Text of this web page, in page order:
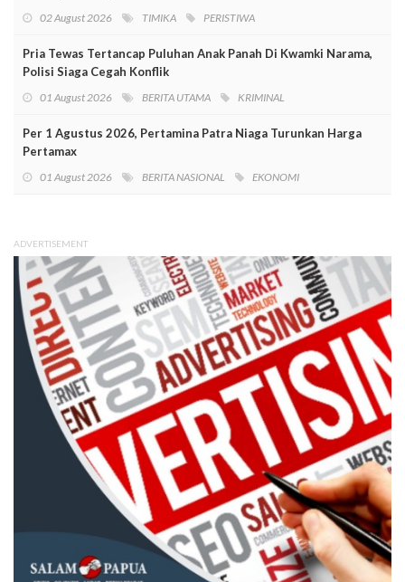
02 August 2026 TIMIKA PERISTIWA
Pria Tewas Tertancap Puluhan Anak Panah Di Kwamki Narama,
Polisi Siaga Cegah Konflik
01 August 2026 BERITA UTAMA KRIMINAL
Per 1 Agustus 2026, Pertamina Patra Niaga Turunkan Harga
Pertamax
01 August 2026 BERITA NASIONAL EKONOMI
ADVERTISEMENT